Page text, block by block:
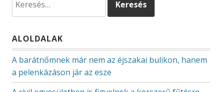
ALOLDALAK
A barátnőmnek már nem az éjszakai bulikon, hanem
a pelenkázáson jár az esze